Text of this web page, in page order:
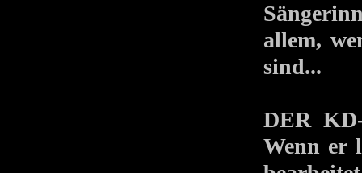
allem,
sind...
DER
Wenn er